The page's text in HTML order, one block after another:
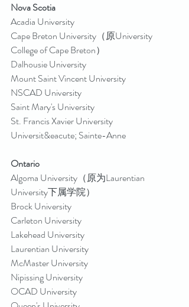
Nova Scotia
Acadia University
Cape Breton University（原University
College of Cape Breton）
Dalhousie University
Mount Saint Vincent University
NSCAD University
Saint Mary's University
St. Francis Xavier University
Universit&eacute; Sainte-Anne
Ontario
Algoma University（原为Laurentian
University下属学院）
Brock University
Carleton University
Lakehead University
Laurentian University
McMaster University
Nipissing University
OCAD University